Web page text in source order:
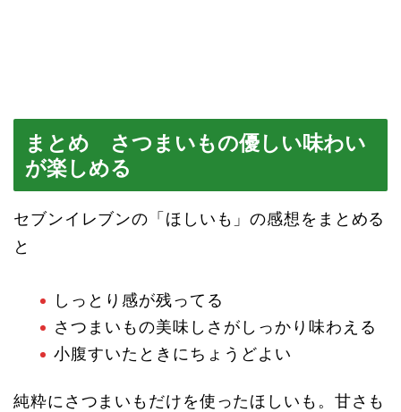
まとめ さつまいもの優しい味わい
が楽しめる
セブンイレブンの「ほしいも」の感想をまとめる
と
しっとり感が残ってる
さつまいもの美味しさがしっかり味わえる
小腹すいたときにちょうどよい
純粋にさつまいもだけを使ったほしいも。甘さも